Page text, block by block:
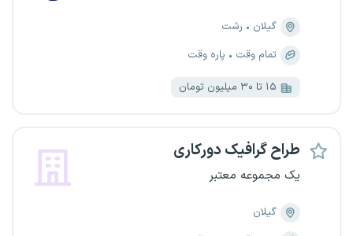
گیلان
رشت
تمام وقت
پاره وقت
۱۵ تا ۳۰ میلیون تومان
طراح گرافیک دورکاری
یک مجموعه معتبر
گیلان